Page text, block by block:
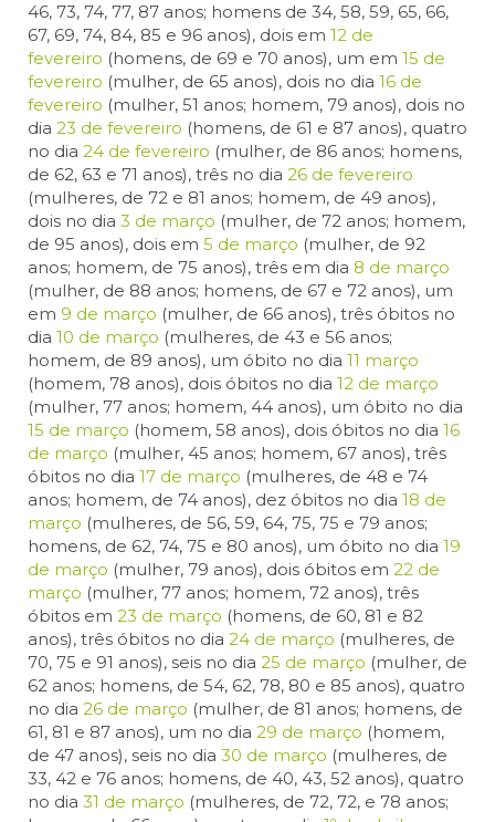
46, 73, 74, 77, 87 anos; homens de 34, 58, 59, 65, 66,
67, 69, 74, 84, 85 e 96 anos), dois em 12 de
fevereiro (homens, de 69 e 70 anos), um em 15 de
fevereiro (mulher, de 65 anos), dois no dia 16 de
fevereiro (mulher, 51 anos; homem, 79 anos), dois no
dia 23 de fevereiro (homens, de 61 e 87 anos), quatro
no dia 24 de fevereiro (mulher, de 86 anos; homens,
de 62, 63 e 71 anos), três no dia 26 de fevereiro
(mulheres, de 72 e 81 anos; homem, de 49 anos),
dois no dia 3 de março (mulher, de 72 anos; homem,
de 95 anos), dois em 5 de março (mulher, de 92
anos; homem, de 75 anos), três em dia 8 de março
(mulher, de 88 anos; homens, de 67 e 72 anos), um
em 9 de março (mulher, de 66 anos), três óbitos no
dia 10 de março (mulheres, de 43 e 56 anos;
homem, de 89 anos), um óbito no dia 11 março
(homem, 78 anos), dois óbitos no dia 12 de março
(mulher, 77 anos; homem, 44 anos), um óbito no dia
15 de março (homem, 58 anos), dois óbitos no dia 16
de março (mulher, 45 anos; homem, 67 anos), três
óbitos no dia 17 de março (mulheres, de 48 e 74
anos; homem, de 74 anos), dez óbitos no dia 18 de
março (mulheres, de 56, 59, 64, 75, 75 e 79 anos;
homens, de 62, 74, 75 e 80 anos), um óbito no dia 19
de março (mulher, 79 anos), dois óbitos em 22 de
março (mulher, 77 anos; homem, 72 anos), três
óbitos em 23 de março (homens, de 60, 81 e 82
anos), três óbitos no dia 24 de março (mulheres, de
70, 75 e 91 anos), seis no dia 25 de março (mulher, de
62 anos; homens, de 54, 62, 78, 80 e 85 anos), quatro
no dia 26 de março (mulher, de 81 anos; homens, de
61, 81 e 87 anos), um no dia 29 de março (homem,
de 47 anos), seis no dia 30 de março (mulheres, de
33, 42 e 76 anos; homens, de 40, 43, 52 anos), quatro
no dia 31 de março (mulheres, de 72, 72, e 78 anos;